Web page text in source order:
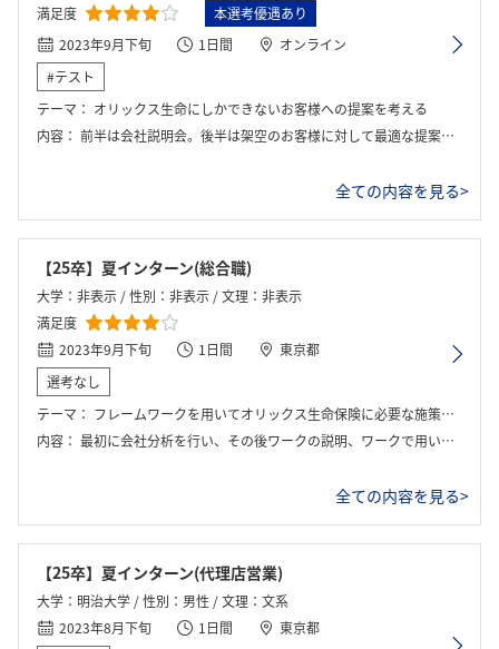
満足度
本選考優遇あり
2023年9月下旬
1日間
オンライン
#テスト
テーマ： オリックス生命にしかできないお客様への提案を考える
内容： 前半は会社説明会。後半は架空のお客様に対して最適な提案を行うためのグループワーク
全ての内容を見る>
【25卒】夏インターン(総合職)
大学：非表示 / 性別：非表示 / 文理：非表示
満足度
2023年9月下旬
1日間
東京都
選考なし
テーマ： フレームワークを用いてオリックス生命保険に必要な施策を考える
内容： 最初に会社分析を行い、その後ワークの説明、ワークで用いるSWOT分析の説明がされてグループワークを行いました。
全ての内容を見る>
【25卒】夏インターン(代理店営業)
大学：明治大学 / 性別：男性 / 文理：文系
2023年8月下旬
1日間
東京都